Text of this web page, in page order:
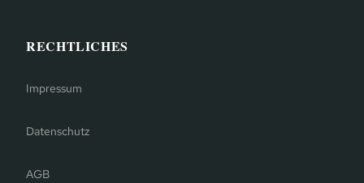
RECHTLICHES
Impressum
Datenschutz
AGB